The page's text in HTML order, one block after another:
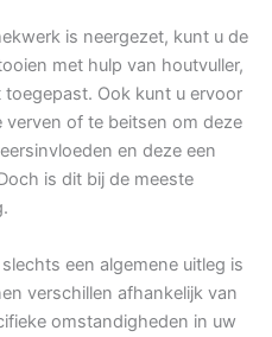
is neergezet, kunt u de
met hulp van houtvuller,
Ook kunt u ervoor
of te beitsen om deze
en deze een
is dit bij de meeste
een algemene uitleg is
verschillen afhankelijk van
omstandigheden in uw